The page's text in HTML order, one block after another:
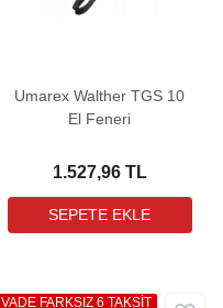
Umarex Walther TGS 10
El Feneri
1.527,96 TL
VADE FARKSIZ 6 TAKSİT